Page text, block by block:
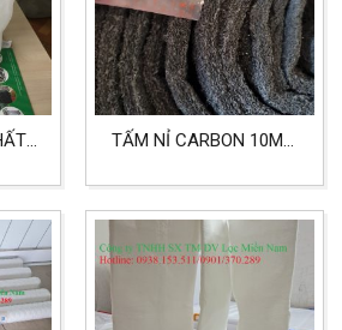
TẤM NỈ CARBON 10MM